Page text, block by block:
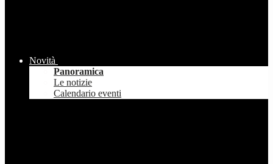
Novità
Panoramica
Le notizie
Calendario eventi